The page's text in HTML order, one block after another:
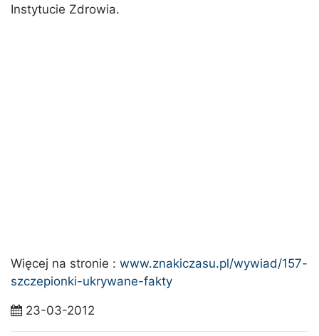
Instytucie Zdrowia.
Więcej na stronie : www.znakiczasu.pl/wywiad/157-
szczepionki-ukrywane-fakty
23-03-2012